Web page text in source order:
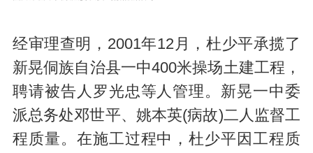
经审理查明，2001年12月，杜少平承揽了
新晃侗族自治县一中400米操场土建工程，
聘请被告人罗光忠等人管理。新晃一中委
派总务处邓世平、姚本英(病故)二人监督工
程质量。在施工过程中，杜少平因工程质